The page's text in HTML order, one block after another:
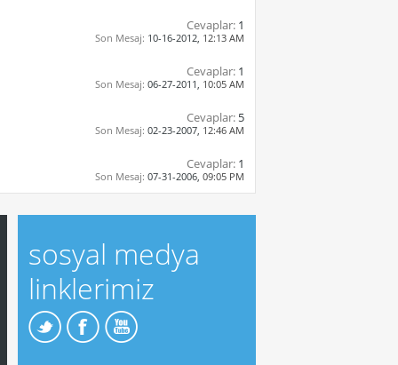
Cevaplar: 1
Son Mesaj: 10-16-2012, 12:13 AM
Cevaplar: 1
Son Mesaj: 06-27-2011, 10:05 AM
Cevaplar: 5
Son Mesaj: 02-23-2007, 12:46 AM
Cevaplar: 1
Son Mesaj: 07-31-2006, 09:05 PM
sosyal medya
linklerimiz